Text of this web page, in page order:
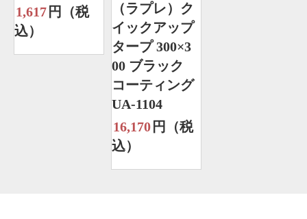
1,617 円（税
込）
（ラプレ）ク
イックアップ
タープ 300×3
00 ブラック
コーティング
UA-1104
16,170 円（税
込）